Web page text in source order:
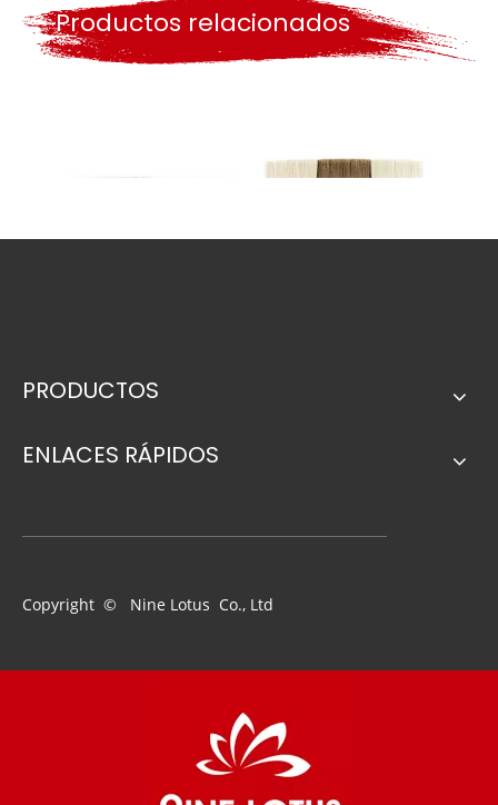
Productos relacionados
PRODUCTOS
ENLACES RÁPIDOS
Copyright © Nine Lotus Co., Ltd